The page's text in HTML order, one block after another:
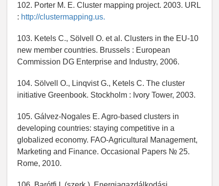
102. Porter M. E. Cluster mapping project. 2003. URL
: http://clustermapping.us.
103. Ketels C., Sölvell O. et al. Clusters in the EU-10
new member countries. Brussels : European
Commission DG Enterprise and Industry, 2006.
104. Sölvell O., Linqvist G., Ketels C. The cluster
initiative Greenbook. Stockholm : Ivory Tower, 2003.
105. Gálvez-Nogales E. Agro-based clusters in
developing countries: staying competitive in a
globalized economy. FAO-Agricultural Management,
Marketing and Finance. Occasional Papers № 25.
Rome, 2010.